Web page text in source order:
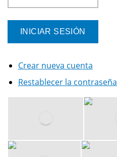
Crear nueva cuenta
Restablecer la contraseña